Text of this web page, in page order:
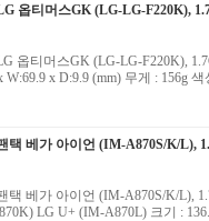
옵티머스GK (LG-LG-F220K),
옵티머스GK (LG-LG-F220K),
W:69.9 x D:9.9 (mm) 무게 : 156g
택 베가 아이언 (IM-A870S/K/L),
택 베가 아이언 (IM-A870S/K/L),
LG U+ (IM-A870L) 크기 :